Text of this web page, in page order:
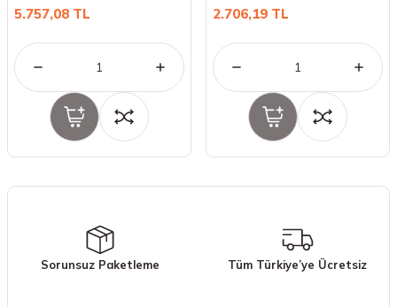
5.757,08 TL 2.706,19 TL
Sorunsuz Paketleme Tüm Türkiye’ye Ücretsiz